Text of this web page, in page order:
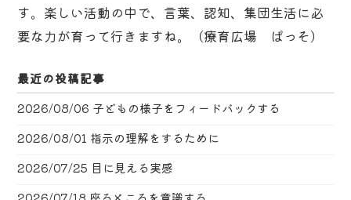
す。楽しい活動の中で、言葉、認知、集団生活に必
要な力が育って行きますね。（療育広場 ぱっそ）
最近の投稿記事
2026/08/06 子どもの様子をフィードバックする
2026/08/01 指示の理解をするために
2026/07/25 目に見える実感